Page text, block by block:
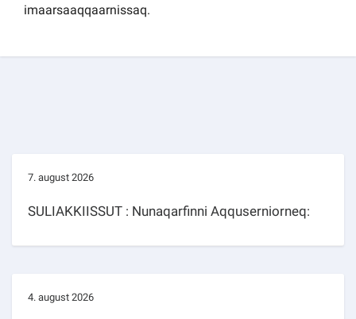
imaarsaaqqaarnissaq.
7. august 2026
SULIAKKIISSUT : Nunaqarfinni Aqquserniorneq:
4. august 2026